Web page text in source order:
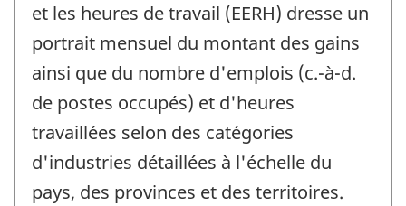
et les heures de travail (EERH) dresse un
portrait mensuel du montant des gains
ainsi que du nombre d'emplois (c.-à-d.
de postes occupés) et d'heures
travaillées selon des catégories
d'industries détaillées à l'échelle du
pays, des provinces et des territoires.